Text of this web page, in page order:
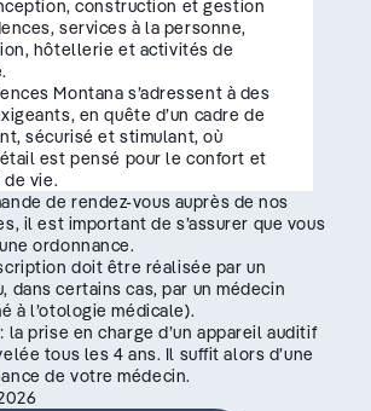
construction et gestion
services à la personne,
hôtellerie et activités de
Montana s’adressent à des
en quête d’un cadre de
sécurisé et stimulant, où
est pensé pour le confort et
vie.
de rendez-vous auprès de nos
il est important de s’assurer que vous
ordonnance.
doit être réalisée par un
dans certains cas, par un médecin
à l’otologie médicale).
la prise en charge d’un appareil auditif
tous les 4 ans. Il suffit alors d’une
de votre médecin.